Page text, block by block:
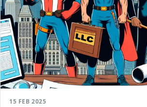
15 FEB 2025